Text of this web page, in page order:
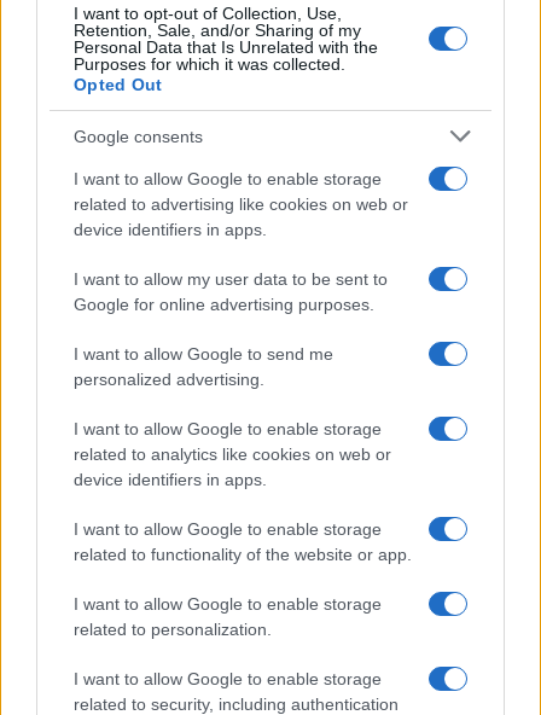
I want to opt-out of Collection, Use,
Retention, Sale, and/or Sharing of my
Personal Data that Is Unrelated with the
Purposes for which it was collected.
Opted Out
Google consents
I want to allow Google to enable storage
related to advertising like cookies on web or
device identifiers in apps.
I want to allow my user data to be sent to
Google for online advertising purposes.
I want to allow Google to send me
personalized advertising.
I want to allow Google to enable storage
related to analytics like cookies on web or
device identifiers in apps.
I want to allow Google to enable storage
related to functionality of the website or app.
I want to allow Google to enable storage
related to personalization.
I want to allow Google to enable storage
related to security, including authentication
Brezplačna osvežitev: Skočite v
bazen v Slovenj Gradcu in na
Ravnah
Pol stoletja glasbe na tromeji:
Graška Gora obeležuje 50.
jubilejni festival narodno-
zabavne glasbe
Nogometni spektakel je pred
vrati, zagotovite si svojo
Obratovanje bazenov
Na Ravenskih dnevih boste
žurali s Kingstoni in Zmelkoowi
Nevarna najdba v Dravogradu:
Odstranili 88-milimetrsko
granato
(VIDEO in FOTO) Novo padel
Pred nami še dva zelo vroča